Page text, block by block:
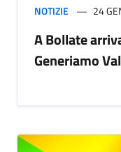
NOTIZIE 24
A Bollate
Generiamo